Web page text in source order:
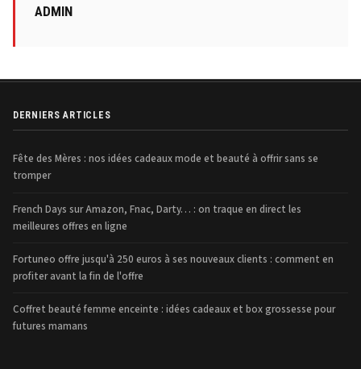
ADMIN
DERNIERS ARTICLES
Fête des Mères : nos idées cadeaux mode et beauté à offrir sans se
tromper
French Days sur Amazon, Fnac, Darty… : on traque en direct les
meilleures offres en ligne
Fortuneo offre jusqu'à 250 euros à ses nouveaux clients : comment en
profiter avant la fin de l'offre
Coffret beauté femme enceinte : idées cadeaux et box grossesse pour
futures mamans